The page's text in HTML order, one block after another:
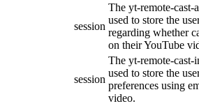
session
The yt-remote-cast-
used to store the
regarding whether
on their YouTube
session
The yt-remote-cast-
used to store the
preferences using
video.